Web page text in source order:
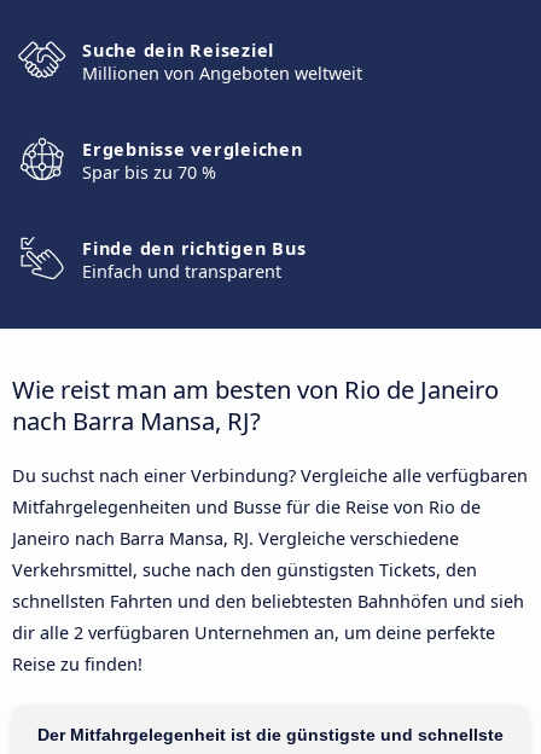
Suche dein Reiseziel
Millionen von Angeboten weltweit
Ergebnisse vergleichen
Spar bis zu 70 %
Finde den richtigen Bus
Einfach und transparent
Wie reist man am besten von Rio de Janeiro
nach Barra Mansa, RJ?
Du suchst nach einer Verbindung? Vergleiche alle verfügbaren
Mitfahrgelegenheiten und Busse für die Reise von Rio de
Janeiro nach Barra Mansa, RJ. Vergleiche verschiedene
Verkehrsmittel, suche nach den günstigsten Tickets, den
schnellsten Fahrten und den beliebtesten Bahnhöfen und sieh
dir alle 2 verfügbaren Unternehmen an, um deine perfekte
Reise zu finden!
Der Mitfahrgelegenheit ist die günstigste und schnellste